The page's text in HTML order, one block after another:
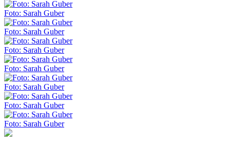
Foto: Sarah Guber
Foto: Sarah Guber
Foto: Sarah Guber
Foto: Sarah Guber
Foto: Sarah Guber
Foto: Sarah Guber
Foto: Sarah Guber